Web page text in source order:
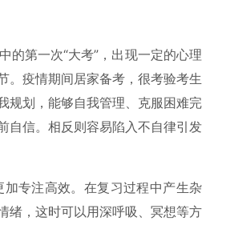
的第一次“大考”，出现一定的心理
。疫情期间居家备考，很考验考生
规划，能够自我管理、克服困难完
自信。相反则容易陷入不自律引发
专注高效。在复习过程中产生杂
绪，这时可以用深呼吸、冥想等方